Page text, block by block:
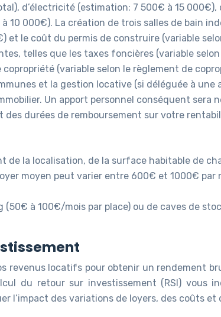
d’électricité (estimation: 7 500€ à 15
10 000€). La création de trois salles de bain
et le coût du permis de construire (variable
telles que les taxes foncières (variable
(variable selon le règlement de
et la gestion locative (si déléguée à une
Un apport personnel conséquent
des durées de remboursement sur votre
de la localisation, de la surface habitable de
moyen peut varier entre 600€ et 1000€
(50€ à 100€/mois par place) ou de caves de
revenus locatifs pour obtenir un rendement
du retour sur investissement (RSI) vous
l’impact des variations de loyers, des coûts et